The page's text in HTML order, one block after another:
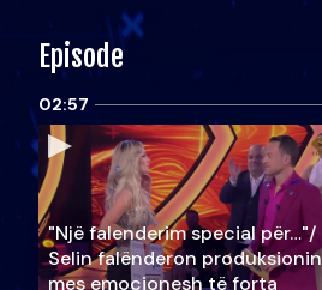
Episode
02:57
"Një falenderim special për…"/
Selin falënderon produksionin
mes emocionesh të forta